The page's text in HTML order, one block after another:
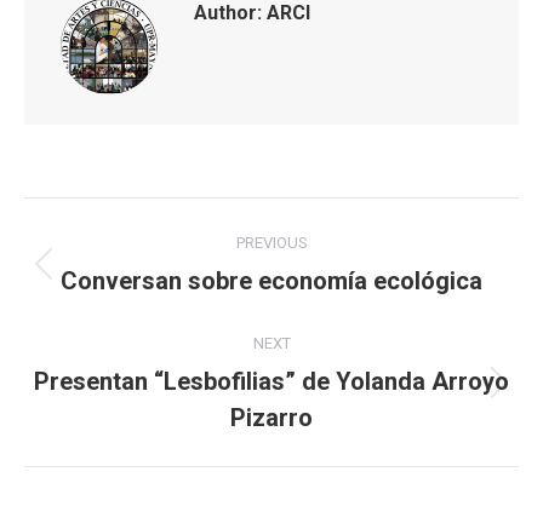
Author: ARCI
navigation
PREVIOUS
Previous
Conversan sobre economía ecológica
NEXT
Next
post:
Presentan “Lesbofilias” de Yolanda Arroyo
Pizarro